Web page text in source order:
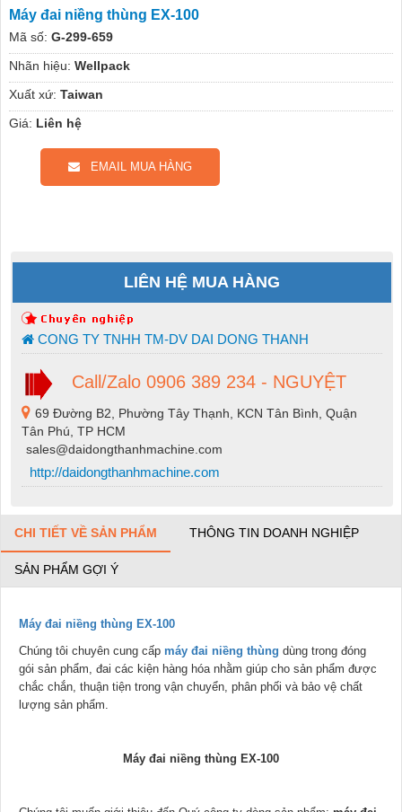
Máy đai niềng thùng EX-100
Mã số: G-299-659
Nhãn hiệu: Wellpack
Xuất xứ: Taiwan
Giá: Liên hệ
EMAIL MUA HÀNG
LIÊN HỆ MUA HÀNG
CONG TY TNHH TM-DV DAI DONG THANH
Call/Zalo 0906 389 234 - NGUYỆT
69 Đường B2, Phường Tây Thạnh, KCN Tân Bình, Quận
Tân Phú, TP HCM
sales@daidongthanhmachine.com
http://daidongthanhmachine.com
CHI TIẾT VỀ SẢN PHẨM THÔNG TIN DOANH NGHIỆP
SẢN PHẨM GỢI Ý
Máy đai niềng thùng EX-100
Chúng tôi chuyên cung cấp máy đai niềng thùng dùng trong đóng
gói sản phẩm, đai các kiện hàng hóa nhằm giúp cho sản phẩm được
chắc chắn, thuận tiện trong vận chuyển, phân phối và bảo vệ chất
lượng sản phẩm.
Máy đai niềng thùng EX-100